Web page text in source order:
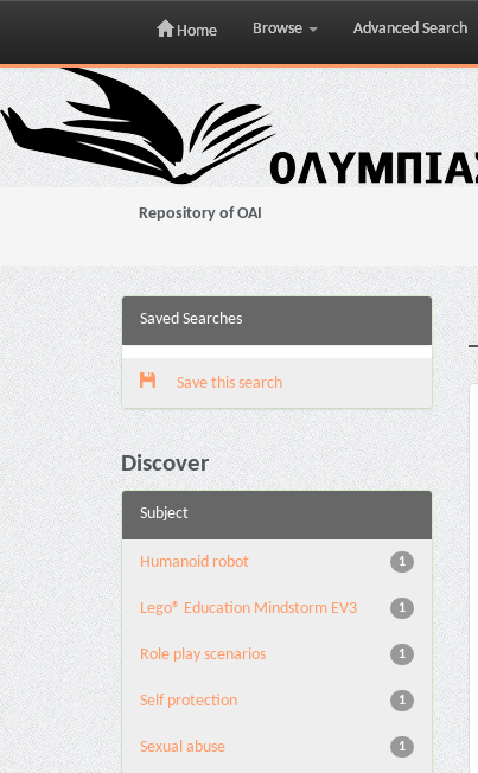
Skip
navigation
Home Browse Advanced Search
Repository of OAI
Saved Searches
Save this search
Discover
Subject
1
Humanoid robot
1
Lego® Education Mindstorm EV3
1
Role play scenarios
1
Self protection
1
Sexual abuse